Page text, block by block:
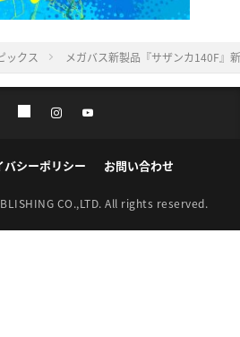
ックス メガバス新製品『サザンカ140F』
バシーポリシー お問い合わせ
CO.,LTD. All rights reserved.